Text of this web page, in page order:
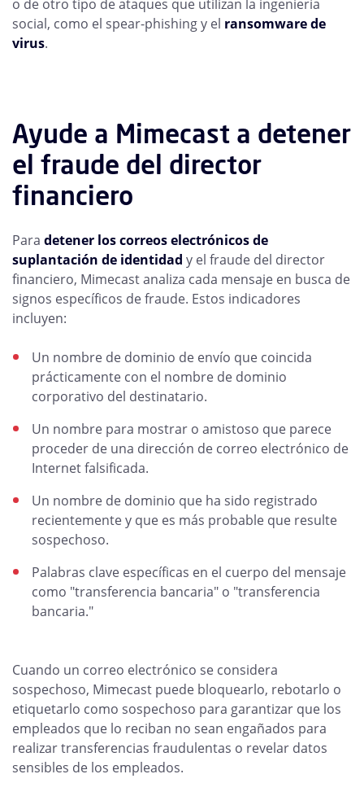
o de otro tipo de ataques que utilizan la ingeniería
social, como el spear-phishing y el ransomware de
virus.
Ayude a Mimecast a detener
el fraude del director
financiero
Para detener los correos electrónicos de
suplantación de identidad y el fraude del director
financiero, Mimecast analiza cada mensaje en busca de
signos específicos de fraude. Estos indicadores
incluyen:
Un nombre de dominio de envío que coincida
prácticamente con el nombre de dominio
corporativo del destinatario.
Un nombre para mostrar o amistoso que parece
proceder de una dirección de correo electrónico de
Internet falsificada.
Un nombre de dominio que ha sido registrado
recientemente y que es más probable que resulte
sospechoso.
Palabras clave específicas en el cuerpo del mensaje
como "transferencia bancaria" o "transferencia
bancaria."
Cuando un correo electrónico se considera
sospechoso, Mimecast puede bloquearlo, rebotarlo o
etiquetarlo como sospechoso para garantizar que los
empleados que lo reciban no sean engañados para
realizar transferencias fraudulentas o revelar datos
sensibles de los empleados.